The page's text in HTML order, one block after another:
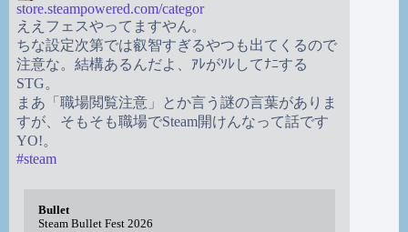
store.steampowered.com/categor
ええフェスやってますやん。
ちな設定次第では叡智すぎるやつも出てくるので
注意な。結構あるんだよ、ｱﾚがｿﾚしてﾅﾆする
STG。
まあ「職場閲覧注意」とか言う謎の言葉がありま
すが、そもそも職場でSteam開けんなって話です
YO!。
#steam
Bullet
Steam Bullet Fest 2026